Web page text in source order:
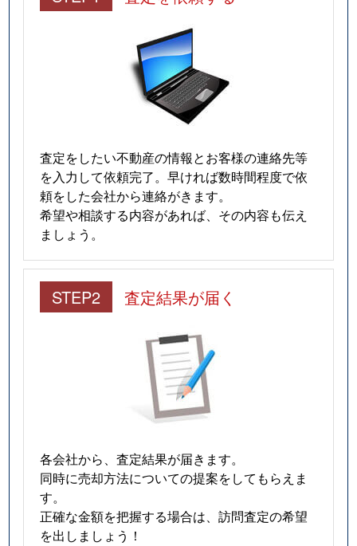
査定をしたい不動産の情報とお客様の連絡先等
を入力して依頼完了。早ければ数時間程度で依
頼をした会社から連絡がきます。
希望や相談する内容があれば、その内容も伝え
ましょう。
STEP2 査定結果が届く
各会社から、査定結果が届きます。
同時に売却方法についての提案をしてもらえま
す。
正確な金額を把握する場合は、訪問査定の希望
を出しましょう！